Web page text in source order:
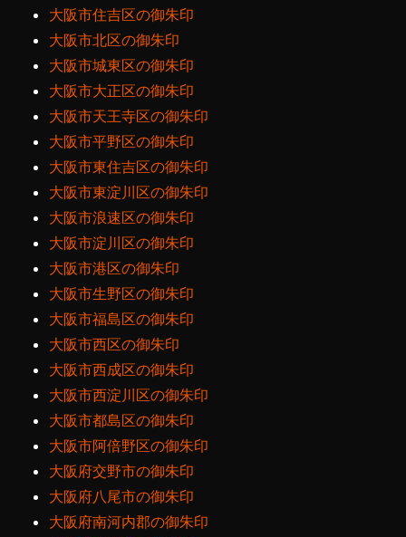
大阪市住吉区の御朱印
大阪市北区の御朱印
大阪市城東区の御朱印
大阪市大正区の御朱印
大阪市天王寺区の御朱印
大阪市平野区の御朱印
大阪市東住吉区の御朱印
大阪市東淀川区の御朱印
大阪市浪速区の御朱印
大阪市淀川区の御朱印
大阪市港区の御朱印
大阪市生野区の御朱印
大阪市福島区の御朱印
大阪市西区の御朱印
大阪市西成区の御朱印
大阪市西淀川区の御朱印
大阪市都島区の御朱印
大阪市阿倍野区の御朱印
大阪府交野市の御朱印
大阪府八尾市の御朱印
大阪府南河内郡の御朱印